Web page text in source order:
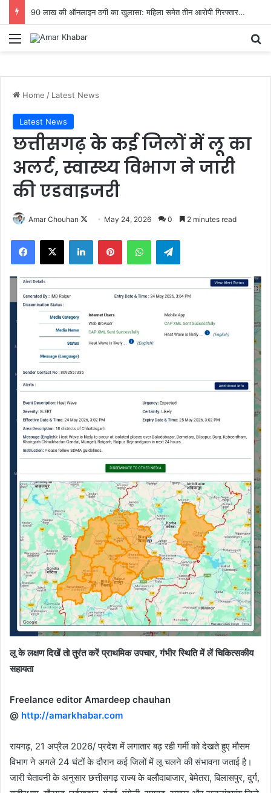
90 लाख की ऑनलाइन ठगी का खुलासा: महिला समेत तीन आरोपी गिरफ्तार…
Menu
Home / Latest News
Latest News
छत्तीसगढ़ के कई जिलों में लू का
अलर्ट, स्वास्थ्य विभाग ने जारी
की एडवाइजरी
Amar Chouhan
FollowMay 24, 2026 0 2 minutes read
Facebook
X LinkedInPinterestWhatsAppTelegram
लू के लक्षण दिखें तो तुरंत करें प्राथमिक उपचार, गंभीर स्थिति में लें चिकित्सकीय
सहायता
Freelance editor Amardeep chauhan
@ http://amarkhabar.com
रायगढ़, 21 अप्रैल 2026/ प्रदेश में लगातार बढ़ रही गर्मी को देखते हुए मौसम
विभाग ने अगले 24 घंटों के दौरान कई जिलों में लू चलने की संभावना जताई है।
जारी चेतावनी के अनुसार छत्तीसगढ़ राज्य के बलौदाबाजार, बेमेतरा, बिलासपुर, दुर्ग,